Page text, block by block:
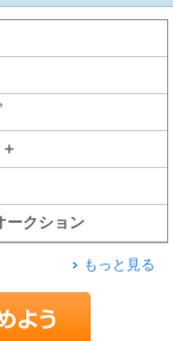
ークション
もっと見る